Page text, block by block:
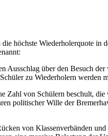
höchste Wiederholerquote
Ausschlag über den Besuch
zu Wiederholern werden
Zahl von Schülern beschult,
politischer Wille der
von Klassenverbänden